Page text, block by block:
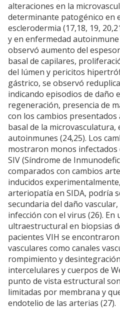
alteraciones en la
determinante patogénico en
esclerodermia (17,18, 19,
y en enfermedad
observó aumento del
basal de capilares,
del lúmen y pericitos
gástrico, se observó
indicando episodios de daño
regeneración, presencia de
con los cambios presentados
basal de la microvasculatura,
autoinmunes (24,25). Los
mostraron monos
SIV (Síndrome de
comparados con cambios
inducidos
arteriopatía en SIDA, podría
secundaria del daño
infección con el virus (26). En
ultraestructural en biopsias
pacientes VIH se
vasculares como canales
rompimiento y
intercelulares y cuerpos de
punto de vista estructural
limitadas por membrana y
endotelio de las arterias (27).